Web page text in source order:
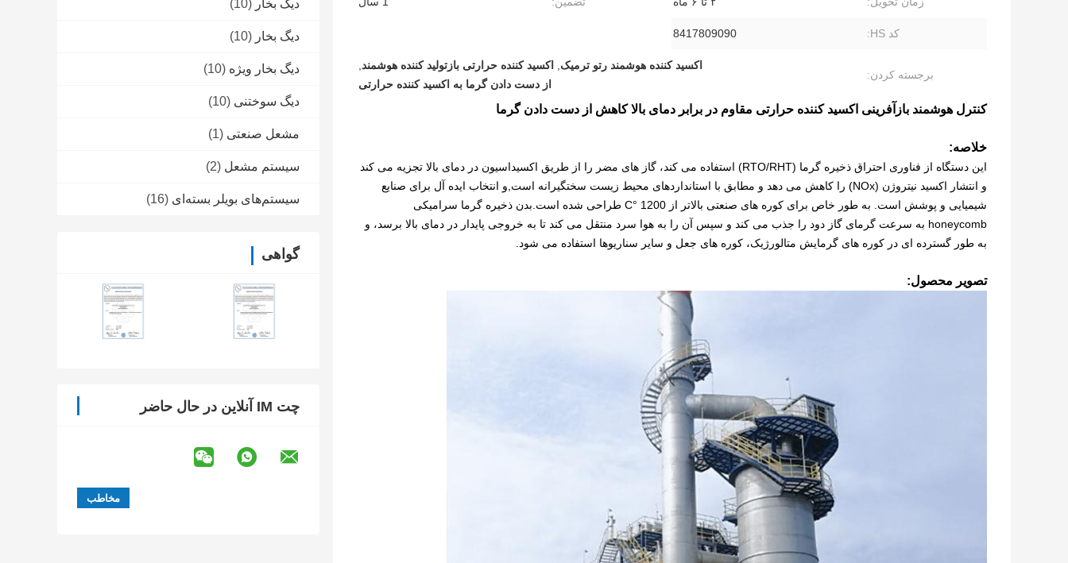
دیگ بخار (10)
دیگ بخار (10)
دیگ بخار ویژه (10)
دیگ سوختنی (10)
مشعل صنعتی (1)
سیستم مشعل (2)
سیستم‌های بویلر بسته‌ای (16)
گواهی
چت IM آنلاین در حال حاضر
کد HS: 8417809090
برجسته کردن:
اکسید کننده هوشمند رتو ترمیک, اکسید کننده حرارتی بازتولید کننده هوشمند,
از دست دادن گرما به اکسید کننده حرارتی
کنترل هوشمند بازآفرینی اکسید کننده حرارتی مقاوم در برابر دمای بالا کاهش از دست دادن گرما
خلاصه:
این دستگاه از فناوری احتراق ذخیره گرما (RTO/RHT) استفاده می کند، گاز های مضر را از طریق اکسیداسیون در دمای بالا تجزیه می کند
و انتشار اکسید نیتروژن (NOx) را کاهش می دهد و مطابق با استانداردهای محیط زیست سختگیرانه است,و انتخاب ایده آل برای صنایع
شیمیایی و پوشش است. به طور خاص برای کوره های صنعتی بالاتر از 1200 °C طراحی شده است.بدن ذخیره گرما سرامیکی
honeycomb به سرعت گرمای گاز دود را جذب می کند و سپس آن را به هوا سرد منتقل می کند تا به خروجی پایدار در دمای بالا برسد، و
به طور گسترده ای در کوره های گرمایش متالورژیک، کوره های جعل و سایر سناریوها استفاده می شود.
تصویر محصول: